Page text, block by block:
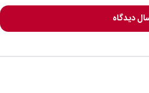
دیدگاه